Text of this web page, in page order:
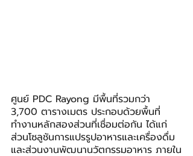
ศูนย์ PDC Rayong มีพื้นที่รวมกว่า
3,700 ตารางเมตร ประกอบด้วยพื้นที่
ทำงานหลักสองส่วนที่เชื่อมต่อกัน ได้แก่
ส่วนโซลูชันการแปรรูปอาหารและเครื่องดื่ม
และส่วนงานพัฒนานวัตกรรมอาหาร ภายใน